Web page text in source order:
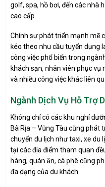
golf, spa, hồ bơi, đến các nhà
cao cấp.
Chính sự phát triển mạnh mẽ
kéo theo nhu cầu tuyển dụng
công việc phổ biến trong
khách sạn, nhân viên phục vụ
và nhiều công việc khác liên
Ngành Dịch Vụ Hỗ Trợ
Không chỉ có các khu nghỉ
Bà Rịa – Vũng Tàu cũng phát
chuyển du lịch như taxi, xe du
tại các địa điểm tham quan
hàng, quán ăn, cà phê cũng
đa dạng của du khách.